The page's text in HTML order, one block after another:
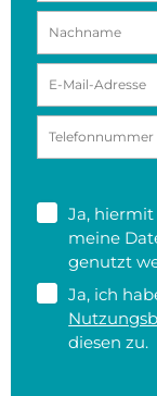
Ja,
meine
genutzt
Ja, ich
diesen zu.